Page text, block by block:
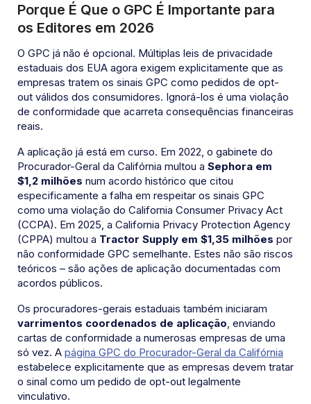
Porque É Que o GPC É Importante para
os Editores em 2026
O GPC já não é opcional. Múltiplas leis de privacidade
estaduais dos EUA agora exigem explicitamente que as
empresas tratem os sinais GPC como pedidos de opt-
out válidos dos consumidores. Ignorá-los é uma violação
de conformidade que acarreta consequências financeiras
reais.
A aplicação já está em curso. Em 2022, o gabinete do
Procurador-Geral da Califórnia multou a Sephora em
$1,2 milhões num acordo histórico que citou
especificamente a falha em respeitar os sinais GPC
como uma violação do California Consumer Privacy Act
(CCPA). Em 2025, a California Privacy Protection Agency
(CPPA) multou a Tractor Supply em $1,35 milhões por
não conformidade GPC semelhante. Estes não são riscos
teóricos – são ações de aplicação documentadas com
acordos públicos.
Os procuradores-gerais estaduais também iniciaram
varrimentos coordenados de aplicação , enviando
cartas de conformidade a numerosas empresas de uma
só vez. A página GPC do Procurador-Geral da Califórnia
estabelece explicitamente que as empresas devem tratar
o sinal como um pedido de opt-out legalmente
vinculativo.